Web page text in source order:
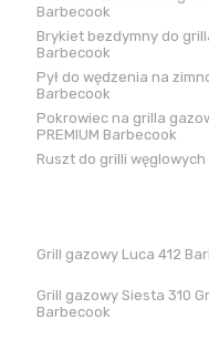
Barbecook
Brykiet bezdymny do
Barbecook
Pył do wędzenia na
Barbecook
Pokrowiec na grilla
PREMIUM Barbecook
Ruszt do grilli węglowych
Grill gazowy Luca 412
Grill gazowy Siesta 310
Barbecook